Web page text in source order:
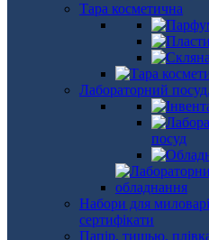
Тара косметична
Лабораторний
посуд
Набори для
сертифікати
Папір, тишью,